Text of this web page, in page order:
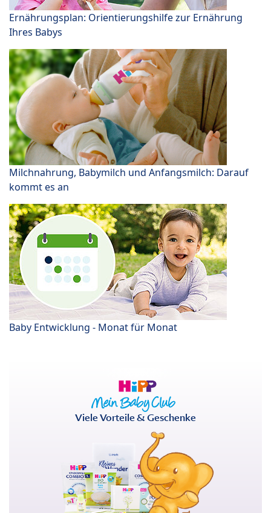
Ernährungsplan: Orientierungshilfe zur Ernährung
Ihres Babys
Milchnahrung, Babymilch und Anfangsmilch: Darauf
kommt es an
Baby Entwicklung - Monat für Monat
Viele Vorteile & Geschenke